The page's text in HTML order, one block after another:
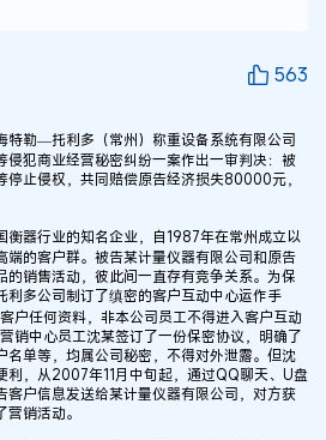
563
勒—托利多（常州）称重设备系统有限公司
侵犯商业经营秘密纠纷一案作出一审判决：被
停止侵权，共同赔偿原告经济损失80000元，
器行业的知名企业，自1987年在常州成立以
端的客户群。被告某计量仪器有限公司和原告
的销售活动，彼此间一直存有竞争关系。为保
利多公司制订了缜密的客户互动中心运作手
户任何资料，非本公司员工不得进入客户互动
销中心员工沈某签订了一份保密协议，明确了
名单等，均属公司秘密，不得对外泄露。但沈
利，从2007年11月中旬起，通过QQ聊天、U盘
客户信息发送给某计量仪器有限公司，对方获
销活动。